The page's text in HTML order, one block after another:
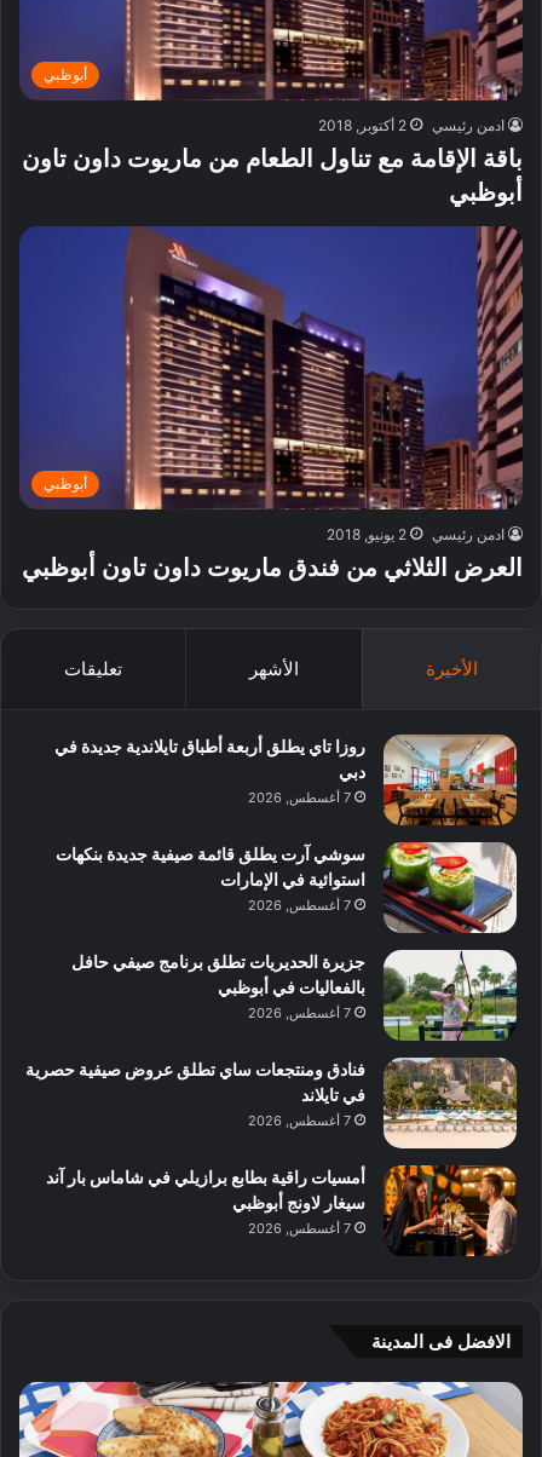
أبوظبي
ادمن رئيسي 2 أكتوبر, 2018
باقة الإقامة مع تناول الطعام من ماريوت داون تاون
أبوظبي
أبوظبي
ادمن رئيسي 2 يونيو, 2018
العرض الثلاثي من فندق ماريوت داون تاون أبوظبي
الأخيرة الأشهر تعليقات
روزا تاي يطلق أربعة أطباق تايلاندية جديدة في
دبي
7 أغسطس, 2026
سوشي آرت يطلق قائمة صيفية جديدة بنكهات
استوائية في الإمارات
7 أغسطس, 2026
جزيرة الحديريات تطلق برنامج صيفي حافل
بالفعاليات في أبوظبي
7 أغسطس, 2026
فنادق ومنتجعات ساي تطلق عروض صيفية حصرية
في تايلاند
7 أغسطس, 2026
أمسيات راقية بطابع برازيلي في شاماس بار آند
سيغار لاونج أبوظبي
7 أغسطس, 2026
الافضل فى المدينة
ن